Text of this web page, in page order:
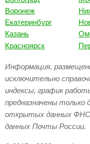
Воронеж
Екатеринбург
Казань
Красноярск
Информация,
исключительно
индексы, график
предназначены только
открытых данных ФНС
данных Почты России.